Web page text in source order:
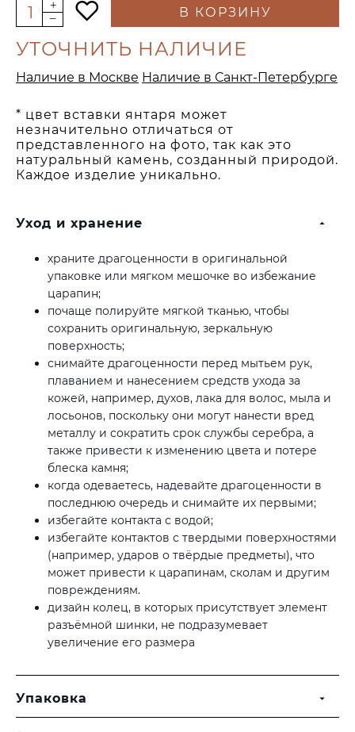
В КОРЗИНУ
* цвет вставки янтаря может
незначительно отличаться от
представленного на фото, так как это
натуральный камень, созданный природой.
Каждое изделие уникально.
Уход и хранение
храните драгоценности в оригинальной
упаковке или мягком мешочке во избежание
царапин;
почаще полируйте мягкой тканью, чтобы
сохранить оригинальную, зеркальную
поверхность;
снимайте драгоценности перед мытьем рук,
плаванием и нанесением средств ухода за
кожей, например, духов, лака для волос, мыла и
лосьонов, поскольку они могут нанести вред
металлу и сократить срок службы серебра, а
также привести к изменению цвета и потере
блеска камня;
когда одеваетесь, надевайте драгоценности в
последнюю очередь и снимайте их первыми;
избегайте контакта с водой;
избегайте контактов с твердыми поверхностями
(например, ударов о твёрдые предметы), что
может привести к царапинам, сколам и другим
повреждениям.
дизайн колец, в которых присутствует элемент
разъёмной шинки, не подразумевает
увеличение его размера
Упаковка
УТОЧНИТЬ НАЛИЧИЕ
Наличие в Москве Наличие в Санкт-Петербурге